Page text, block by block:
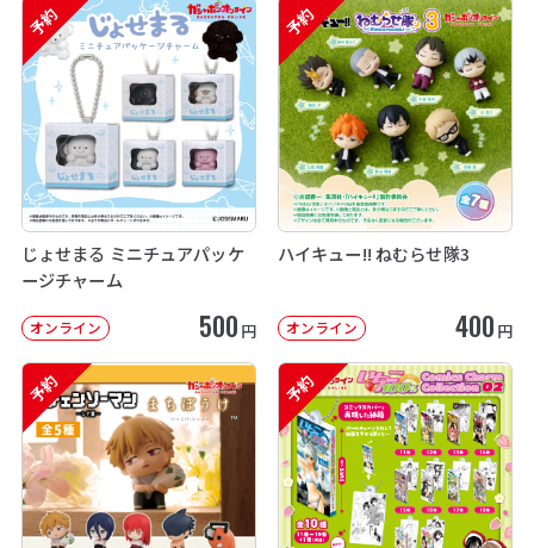
予約
じょせまる ミニチュアパッケ
ージチャーム
オンライン 500 円
予約
ハイキュー!! ねむらせ隊3
オンライン 400 円
予約 予約